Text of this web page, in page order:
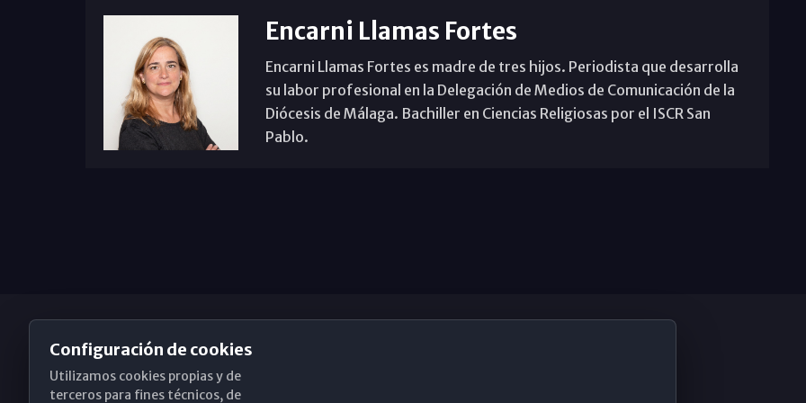
Encarni Llamas Fortes
Encarni Llamas Fortes es madre de tres hijos. Periodista que desarrolla
su labor profesional en la Delegación de Medios de Comunicación de la
Diócesis de Málaga. Bachiller en Ciencias Religiosas por el ISCR San
Pablo.
Obispado de Málaga
Configuración de cookies
Utilizamos cookies propias y de
terceros para fines técnicos, de